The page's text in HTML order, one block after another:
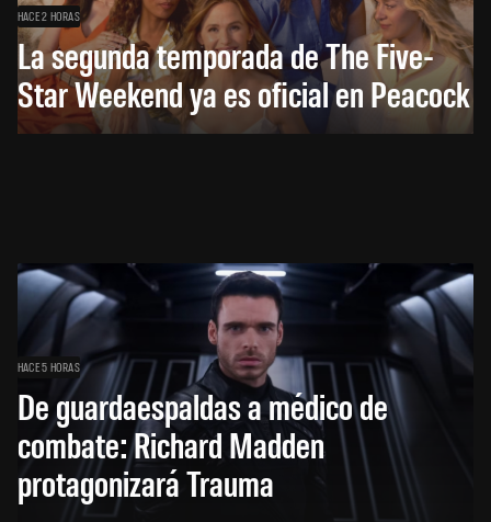
HACE 2 HORAS
La segunda temporada de The Five-
Star Weekend ya es oficial en Peacock
HACE 5 HORAS
De guardaespaldas a médico de
combate: Richard Madden
protagonizará Trauma